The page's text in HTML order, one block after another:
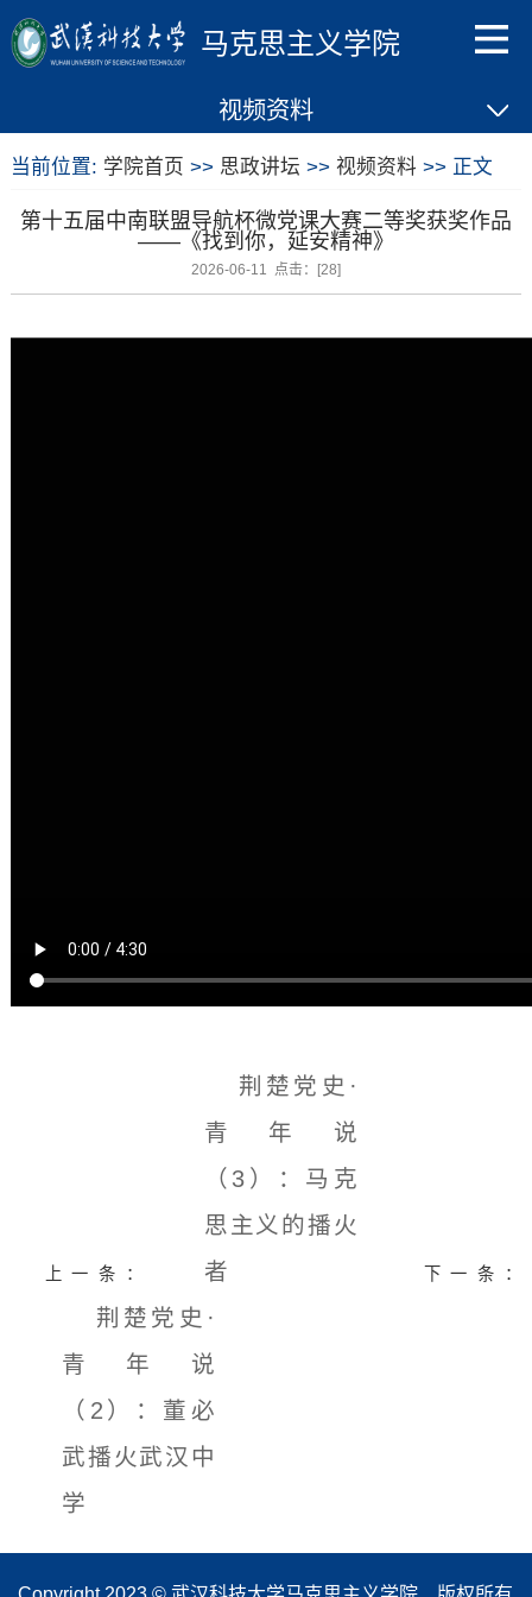
马克思主义学院
视频资料
当前位置: 学院首页 >> 思政讲坛 >> 视频资料 >> 正文
第十五届中南联盟导航杯微党课大赛二等奖获奖作品
——《找到你，延安精神》
2026-06-11 点击：[28]
上一条：
荆楚党史·
青年说
（3）：马克
思主义的播火
者
下一条：
荆楚党史·
青年说
（2）：董必
武播火武汉中
学